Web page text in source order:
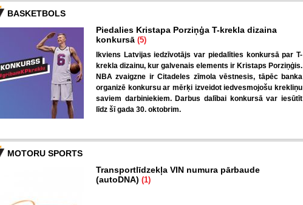
BASKETBOLS
Piedalies Kristapa Porziņģa T-krekla dizaina
konkursā (5)
Ikviens Latvijas iedzīvotājs var piedalīties konkursā par T-
krekla dizainu, kur galvenais elements ir Kristaps Porziņģis.
NBA zvaigzne ir Citadeles zīmola vēstnesis, tāpēc banka
organizē konkursu ar mērķi izveidot iedvesmojošu krekliņu
saviem darbiniekiem. Darbus dalībai konkursā var iesūtīt
līdz šī gada 30. oktobrim.
MOTORU SPORTS
Transportlīdzekļa VIN numura pārbaude
(autoDNA) (1)